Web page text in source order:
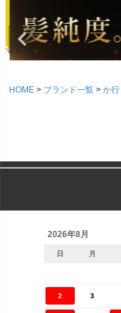
HOME ブランド一覧 か行
2026年8月
日 月
2 3